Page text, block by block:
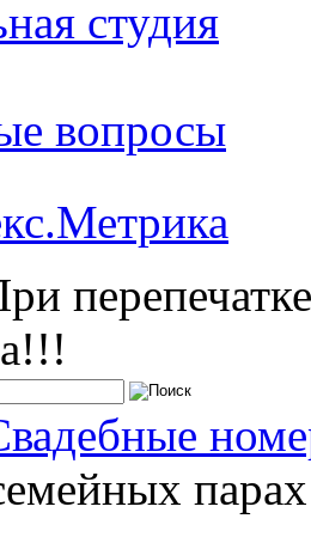
студия
вопросы
парах